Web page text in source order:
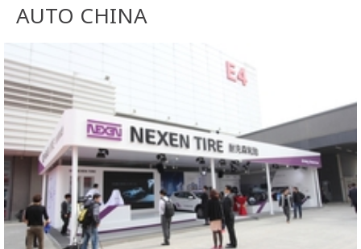
AUTO CHINA